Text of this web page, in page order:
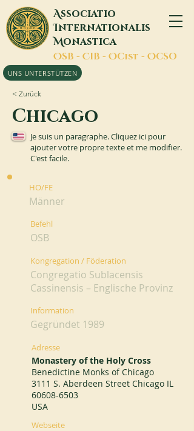
Associatio
Internationalis
Monastica
OSB - CIB - OCist - OCSO
UNS UNTERSTÜTZEN
< Zurück
Chicago
Je suis un paragraphe. Cliquez ici pour
ajouter votre propre texte et me modifier.
C'est facile.
HO/FE
Männer
Befehl
OSB
Kongregation / Föderation
Congregatio Sublacensis
Cassinensis – Englische Provinz
Information
Gegründet 1989
Adresse
Monastery of the Holy Cross
Benedictine Monks of Chicago
3111 S. Aberdeen Street Chicago IL
60608-6503
USA
Webseite